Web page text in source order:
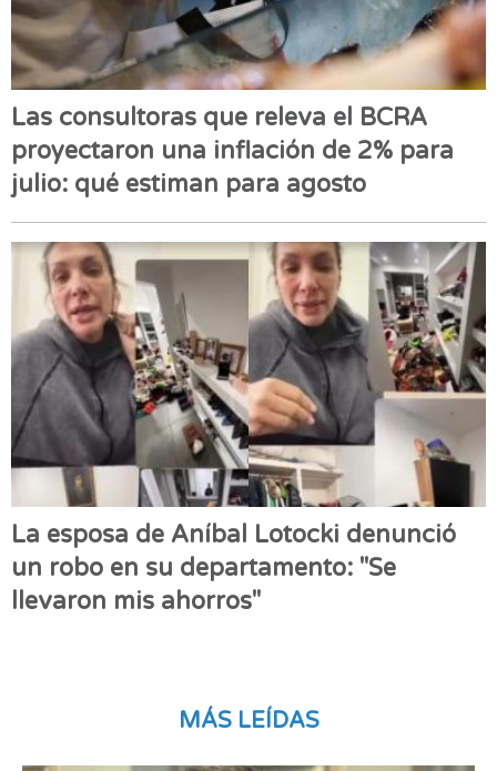
Las consultoras que releva el BCRA
proyectaron una inflación de 2% para
julio: qué estiman para agosto
La esposa de Aníbal Lotocki denunció
un robo en su departamento: "Se
llevaron mis ahorros"
MÁS LEÍDAS